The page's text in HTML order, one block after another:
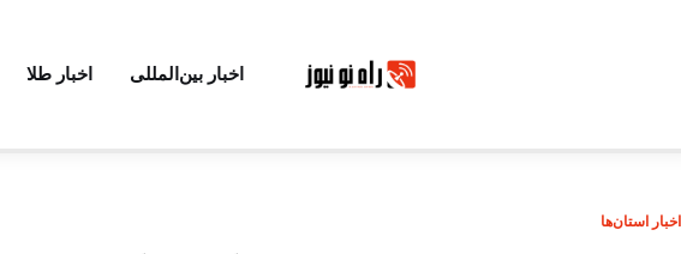
اخبار بین‌المللی اخبار طلا
اخبار استان‌ها